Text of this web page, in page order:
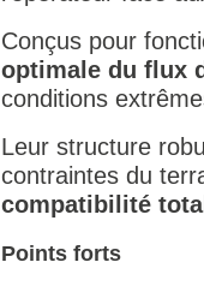
Conçus pour
optimale du flux
conditions
Leur structure
contraintes du
compatibilité
Points forts